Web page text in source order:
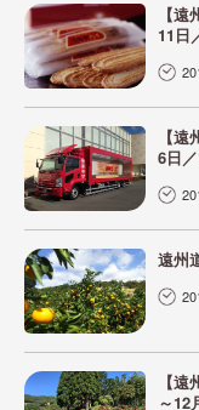
【
11日
【
6日
遠州
【
～12